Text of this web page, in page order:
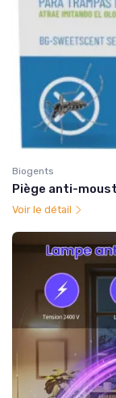
Biogents
Piège anti-
Voir le détail